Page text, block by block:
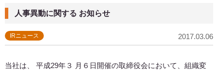
人事異動に関する お知らせ
IRニュース 2017.03.06
当社は、 平成29年３ 月６日開催の取締役会において、組織変